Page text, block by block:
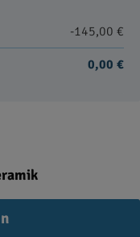
-145,00 €
0,00 €